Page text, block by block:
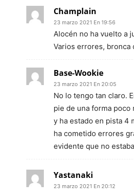
Champlain
23 marzo 2021 En 19:56
Alocén no ha vuelto a
Varios errores, bronca
Base-Wookie
23 marzo 2021 En 20:05
No lo tengo tan claro.
pie de una forma poco
y ha estado en pista 4
ha cometido errores
evidente que no
Yastanaki
23 marzo 2021 En 20:12